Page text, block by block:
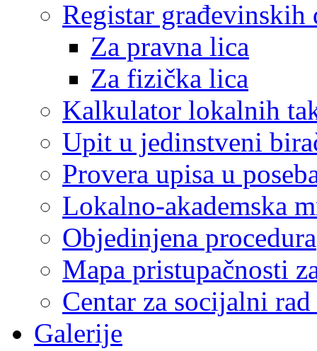
Registar građevinskih
Za pravna lica
Za fizička lica
Kalkulator lokalnih
Upit u jedinstveni
Provera upisa u
Lokalno-akademska
Objedinjena procedura
Mapa pristupačnosti
Centar za socijalni
Galerije